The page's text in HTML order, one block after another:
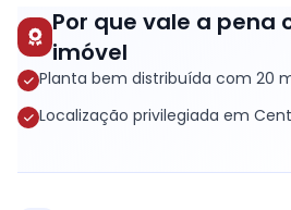
Por que vale a pena
imóvel
Planta bem distribuída com 20
Localização privilegiada em